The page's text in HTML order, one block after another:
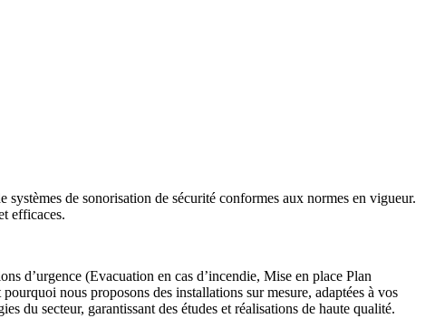
de sonorisation de sécurité conformes aux normes en vigueur.
efficaces.
d’urgence (Evacuation en cas d’incendie, Mise en place Plan
nous proposons des installations sur mesure, adaptées à vos
du secteur, garantissant des études et réalisations de haute qualité.